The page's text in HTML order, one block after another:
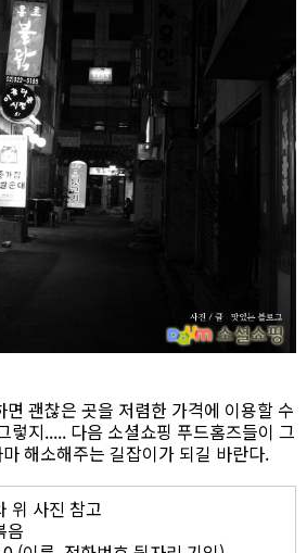
괜찮은 곳을 저렴한 가격에 이용할 수
렇지..... 다음 소셜쇼핑 푸드홈즈들이 그
해소해주는 길잡이가 되길 바란다.
위 사진 참고
음